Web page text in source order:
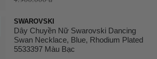
SWAROVSKI
Dây Chuyền Nữ Swarovski Dancing
Swan Necklace, Blue, Rhodium Plated
5533397 Màu Bạc